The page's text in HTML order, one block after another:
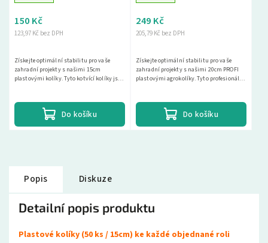
123,97 Kč bez DPH
150 Kč
Do košíku
Získejte optimální stabilitu pro vaše
zahradní projekty s našimi 15cm
plastovými kolíky. Tyto kotvící kolíky jsou
205,79 Kč bez DPH
249 Kč
Do košíku
Získejte optimální stabilitu pro vaše
zahradní projekty s našimi 20cm PROFI
plastovými agrokolíky. Tyto profesionální
Popis Diskuze
Detailní popis produktu
Plastové kolíky (50 ks / 15cm) ke každé objednané roli